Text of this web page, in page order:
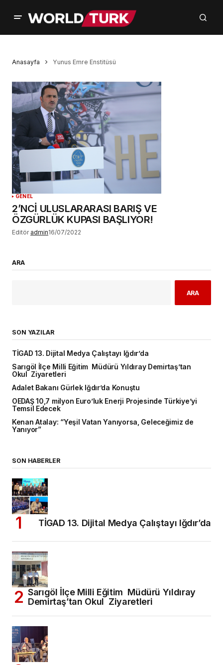
Anasayfa Yunus Emre Enstitüsü
GENEL
2’NCİ ULUSLARARASI BARIŞ VE
ÖZGÜRLÜK KUPASI BAŞLIYOR!
Editör admin16/07/2022
ARA
ARA
SON YAZILAR
TİGAD 13. Dijital Medya Çalıştayı Iğdır’da
Sarıgöl İlçe Milli Eğitim Müdürü Yıldıray Demirtaş’tan
Okul Ziyaretleri
Adalet Bakanı Gürlek Iğdır’da Konuştu
OEDAŞ 10,7 milyon Euro’luk Enerji Projesinde Türkiye’yi
Temsil Edecek
Kenan Atalay: “Yeşil Vatan Yanıyorsa, Geleceğimiz de
Yanıyor”
SON HABERLER
TİGAD 13. Dijital Medya Çalıştayı Iğdır’da
Sarıgöl İlçe Milli Eğitim Müdürü Yıldıray
Demirtaş’tan Okul Ziyaretleri